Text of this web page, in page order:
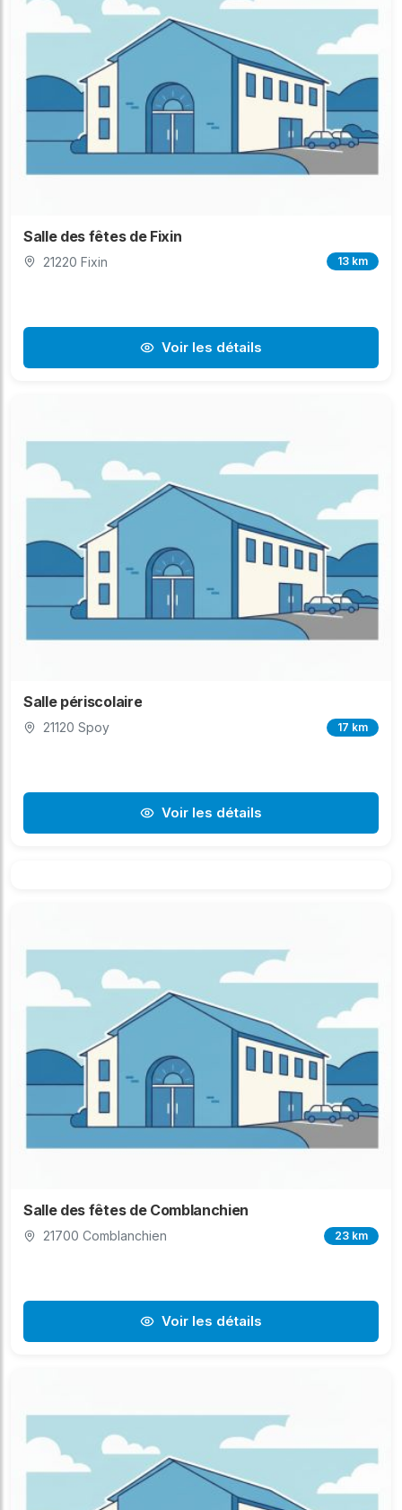
Salle des fêtes de Fixin
21220 Fixin 13 km
Voir les détails
Salle périscolaire
21120 Spoy 17 km
Voir les détails
Salle des fêtes de Comblanchien
21700 Comblanchien 23 km
Voir les détails